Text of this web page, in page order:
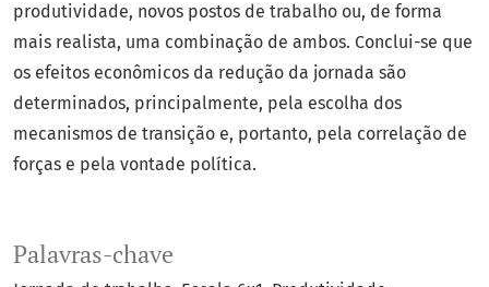
Palavras-chave
produtividade, novos postos de trabalho ou, de forma
mais realista, uma combinação de ambos. Conclui-se que
os efeitos econômicos da redução da jornada são
determinados, principalmente, pela escolha dos
mecanismos de transição e, portanto, pela correlação de
forças e pela vontade política.